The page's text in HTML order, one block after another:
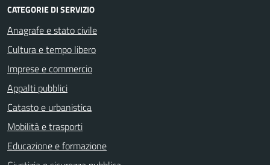
CATEGORIE DI SERVIZIO
Anagrafe e stato civile
Cultura e tempo libero
Imprese e commercio
Appalti pubblici
Catasto e urbanistica
Mobilità e trasporti
Educazione e formazione